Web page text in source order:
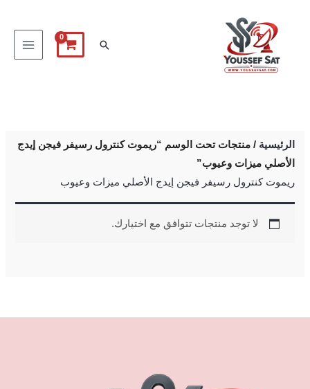
البحث
الرئيسية / منتجات تحت الوسم “ريموت كنترول رسيفر فيجن إيدج
الأصلي ميزات وعيوب”
ريموت كنترول رسيفر فيجن إيدج الأصلي ميزات وعيوب
لا توجد منتجات تتوافق مع اختيارك.